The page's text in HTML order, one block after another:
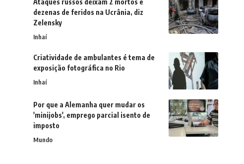
Ataques russos deixam 2 mortos e
dezenas de feridos na Ucrânia, diz
Zelensky
Inhaí
Criatividade de ambulantes é tema de
exposição fotográfica no Rio
Inhaí
Por que a Alemanha quer mudar os
'minijobs', emprego parcial isento de
imposto
Mundo